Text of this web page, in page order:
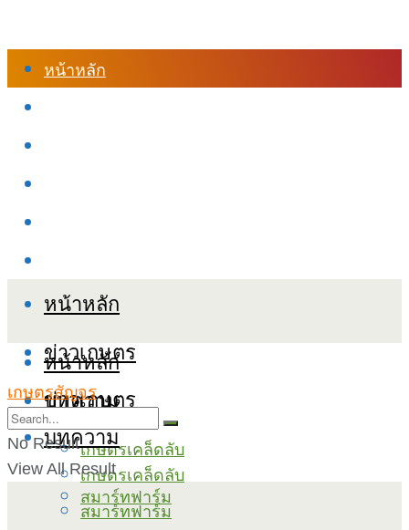
หน้าหลัก
หน้าหลัก
ข่าวเกษตร
บทความ
เกษตรเคล็ดลับ
สมาร์ทฟาร์ม
หน้าหลัก
ข่าวเกษตร
บทความ
เกษตรเคล็ดลับ
สมาร์ทฟาร์ม
เกษตรสัญจร
No Result
View All Result